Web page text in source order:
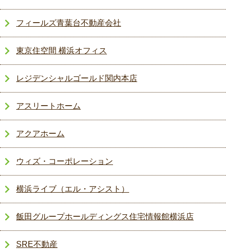
フィールズ青葉台不動産会社
東京住空間 横浜オフィス
レジデンシャルゴールド関内本店
アスリートホーム
アクアホーム
ウィズ・コーポレーション
横浜ライブ（エル・アシスト）
飯田グループホールディングス住宅情報館横浜店
SRE不動産